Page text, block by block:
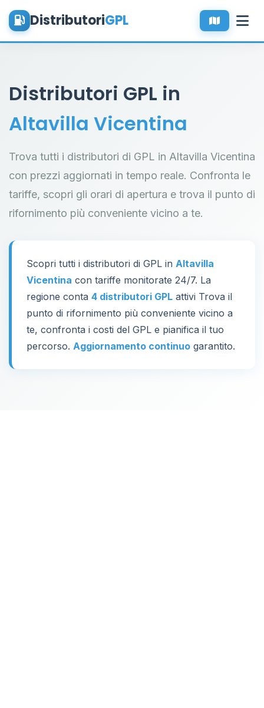
DistributoriGPL
Distributori GPL in
Altavilla Vicentina
Trova tutti i distributori di GPL in Altavilla Vicentina
con prezzi aggiornati in tempo reale. Confronta le
tariffe, scopri gli orari di apertura e trova il punto di
rifornimento più conveniente vicino a te.
Scopri tutti i distributori di GPL in Altavilla
Vicentina con tariffe monitorate 24/7. La
regione conta 4 distributori GPL attivi Trova il
punto di rifornimento più conveniente vicino a
te, confronta i costi del GPL e pianifica il tuo
percorso. Aggiornamento continuo garantito.